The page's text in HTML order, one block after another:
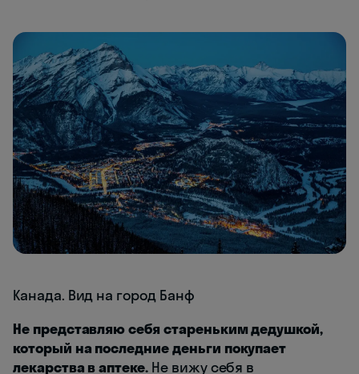
Канада. Вид на город Банф
Не представляю себя стареньким дедушкой,
который на последние деньги покупает
лекарства в аптеке. Не вижу себя в